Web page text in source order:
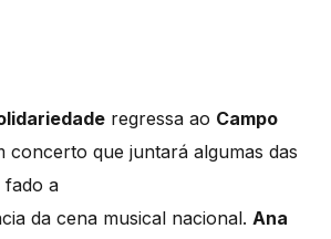
regressa ao Campo
concerto que juntará algumas das
fado a
da cena musical nacional. Ana